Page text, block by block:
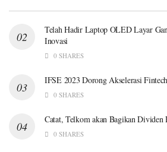
Telah Hadir Laptop OLED Layar
Inovasi
0 SHARES
IFSE 2023 Dorong Akselerasi
0 SHARES
Catat, Telkom akan Bagikan
0 SHARES